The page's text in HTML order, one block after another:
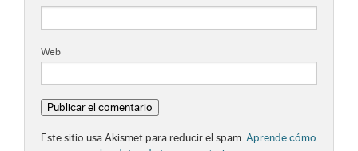
Web
Este sitio usa Akismet para reducir el spam. Aprende cómo